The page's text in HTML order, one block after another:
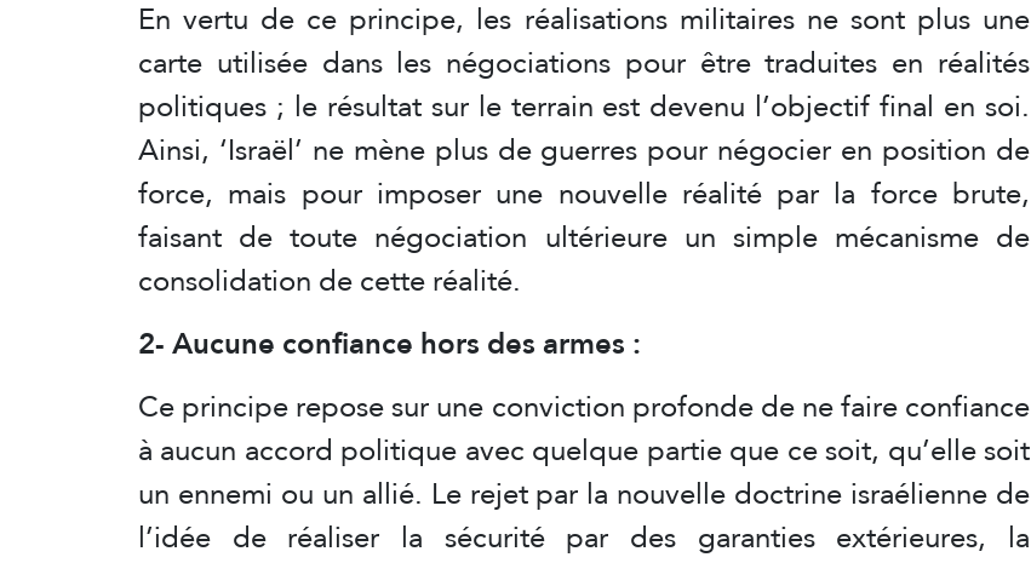
En vertu de ce principe, les réalisations militaires ne sont plus une
carte utilisée dans les négociations pour être traduites en réalités
politiques ; le résultat sur le terrain est devenu l’objectif final en soi.
Ainsi, ‘Israël’ ne mène plus de guerres pour négocier en position de
force, mais pour imposer une nouvelle réalité par la force brute,
faisant de toute négociation ultérieure un simple mécanisme de
consolidation de cette réalité.
2- Aucune confiance hors des armes :
Ce principe repose sur une conviction profonde de ne faire confiance
à aucun accord politique avec quelque partie que ce soit, qu’elle soit
un ennemi ou un allié. Le rejet par la nouvelle doctrine israélienne de
l’idée de réaliser la sécurité par des garanties extérieures, la